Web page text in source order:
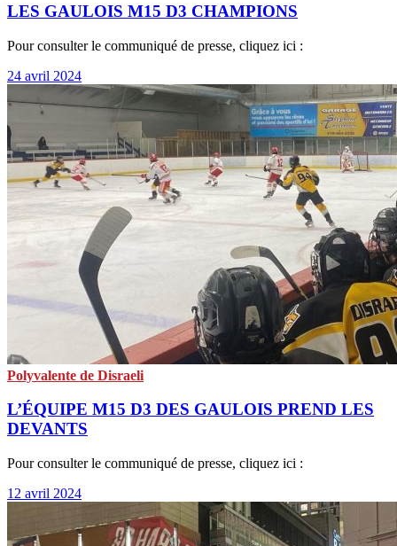
LES GAULOIS M15 D3 CHAMPIONS
Pour consulter le communiqué de presse, cliquez ici :
24 avril 2024
Polyvalente de Disraeli
L’ÉQUIPE M15 D3 DES GAULOIS PREND LES
DEVANTS
Pour consulter le communiqué de presse, cliquez ici :
12 avril 2024